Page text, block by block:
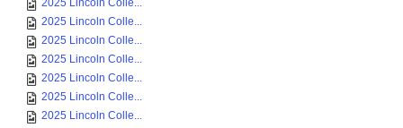
2025 Lincoln Colle...
2025 Lincoln Colle...
2025 Lincoln Colle...
2025 Lincoln Colle...
2025 Lincoln Colle...
2025 Lincoln Colle...
2025 Lincoln Colle...